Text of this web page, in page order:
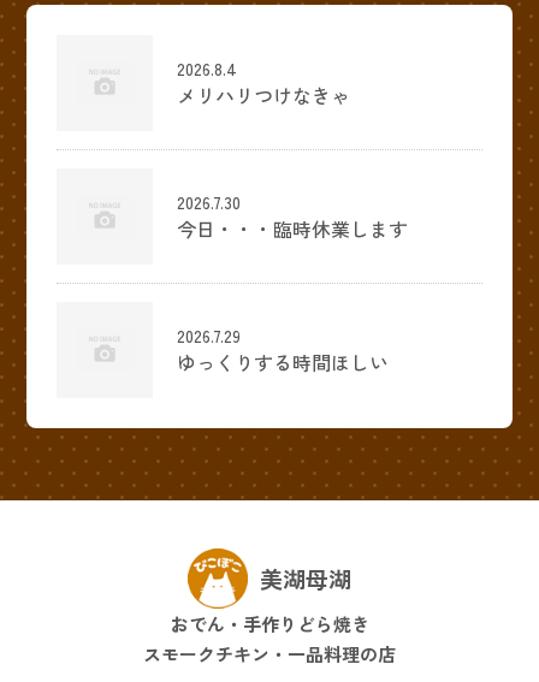
2026.8.4
メリハリつけなきゃ
2026.7.30
今日・・・臨時休業します
2026.7.29
ゆっくりする時間ほしい
美湖母湖
おでん・手作りどら焼き
スモークチキン・一品料理の店